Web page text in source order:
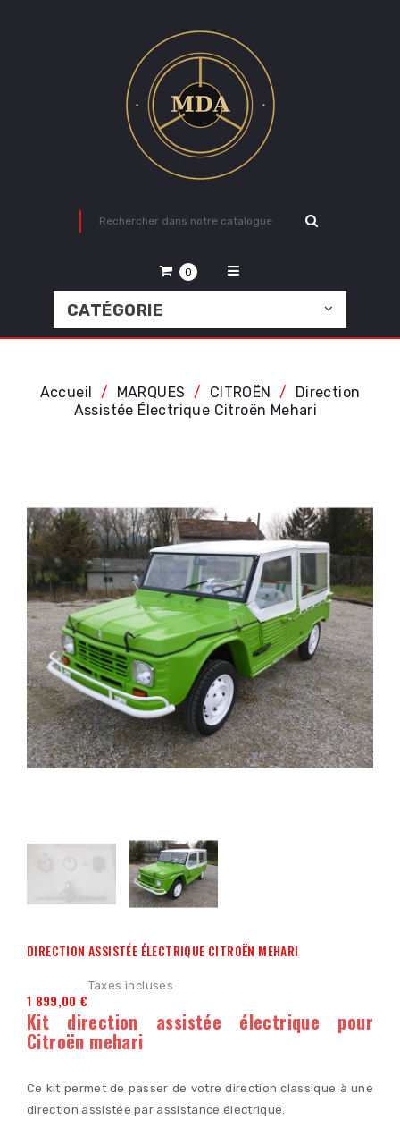
0
CATÉGORIE
Accueil MARQUES CITROËN
Direction
Assistée Électrique Citroën Mehari
DIRECTION ASSISTÉE ÉLECTRIQUE CITROËN MEHARI
1 899,00 €
Taxes incluses
Kit direction assistée électrique pour
Citroën mehari
Ce kit permet de passer de votre direction classique à une
direction assistée par assistance électrique.